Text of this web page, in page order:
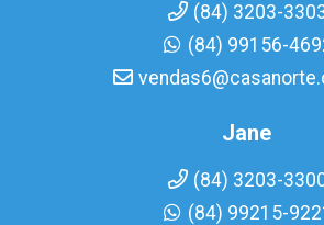
(84) 3203-
(84) 99156-
Jane
(84) 3203-
(84) 99215-